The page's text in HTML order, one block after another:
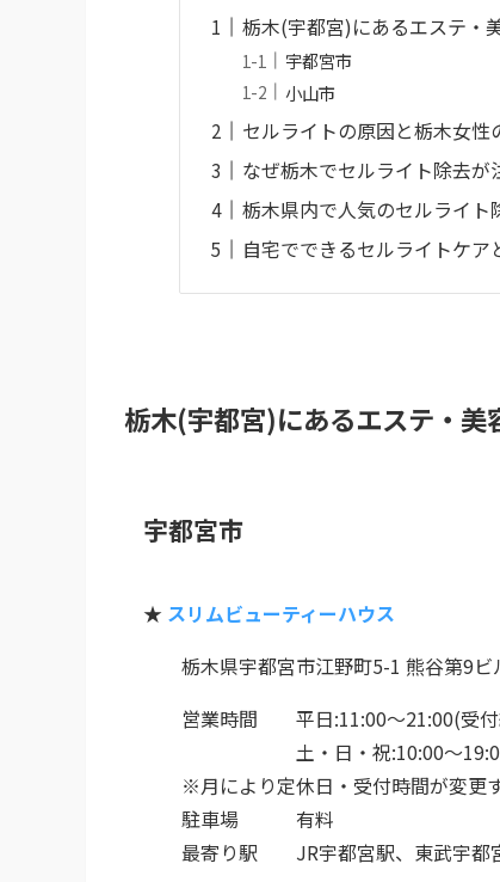
栃木(宇都宮)にあるエステ・
宇都宮市
小山市
セルライトの原因と栃木女性
なぜ栃木でセルライト除去が
栃木県内で人気のセルライト
自宅でできるセルライトケア
栃木(宇都宮)にあるエステ・美
宇都宮市
★ スリムビューティーハウス
栃木県宇都宮市江野町5-1 熊谷第9ビ
営業時間 平日:11:00～21:00(受付
土・日・祝:10:00～19:00(
※月により定休日・受付時間が変更
駐車場 有料
最寄り駅 JR宇都宮駅、東武宇都